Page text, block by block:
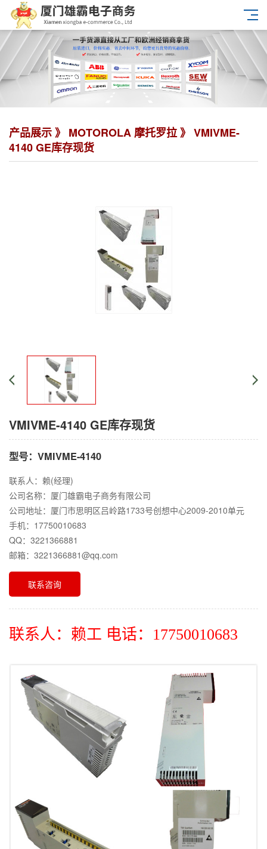
产品展示 》 MOTOROLA 摩托罗拉》 VMIVME-
4140 GE库存现货
VMIVME-4140 GE库存现货
型号：VMIVME-4140
联系人：赖(经理)
公司名称：厦门雄霸电子商务有限公司
公司地址：厦门市思明区吕岭路1733号创想中心2009-2010单元
手机：17750010683
QQ：3221366881
邮箱：3221366881@qq.com
联系咨询
联系人：赖工 电话：17750010683